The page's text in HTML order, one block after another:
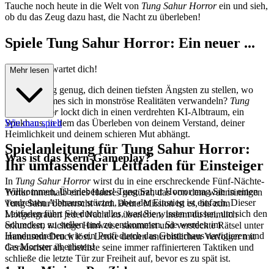
Tauche noch heute in die Welt von Tung Sahur Horrorein und sieh,
ob du das Zeug dazu hast, die Nacht zu überleben!
Spiele Tung Sahur Horror: Ein neuer ...
Albtraum erwartet dich!
Bist du mutig genug, dich deinen tiefsten Ängsten zu stellen, wo
Internet-Memes sich in monströse Realitäten verwandeln? Tung
Sahur Horrorlockt dich in einen verdrehten KI-Albtraum, ein
Spukhaus, in dem das Überleben von deinem Verstand, deiner
Heimlichkeit und deinem schieren Mut abhängt.
Was ist das Kern-Gameplay?
In Tung Sahur Horrorwirst du in eine erschreckende Fünf-Nächte-
Tortur innerhalb eines Hauses gestürzt, das von dem wahnsinnigen
Tung Sahur beherrscht wird. Deine Mission ist es, bis zum
Morgengrauen jeder Nacht zu überleben, indem du heimlich
erkundest, wichtige Hinweise sammelst und versteckte Rätsel unter
immensem Druck löst. Lenke deinen unerbittlichen Verfolger mit
Geräuschen ab, überliste seine immer raffinierteren Taktiken und
schließe die letzte Tür zur Freiheit auf, bevor es zu spät ist.
Mehr lesen
Wie man spielt
Spielanleitung für Tung Sahur Horror:
Ihr umfassender Leitfaden für Einsteiger
Willkommen, Überlebender! Tung Sahur Horror mag Sie in einen
verdrehten Albtraum stürzen, aber der Einstieg ist einfach. Dieser
Leitfaden führt Sie durch alles, was Sie wissen müssen, um sich den
Schrecken zu stellen und zu entkommen. Sie werden im
Handumdrehen wie ein Profi durch das Geisterhaus navigieren und
das Monster überlisten!